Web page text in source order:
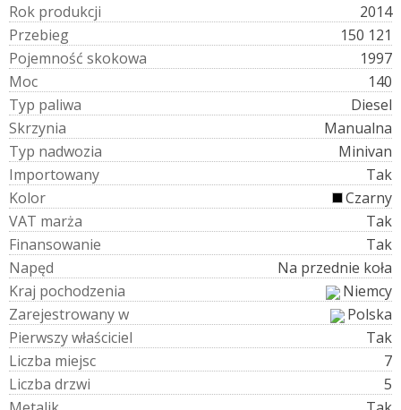
Rok produkcji
2014
Przebieg
150 121
Pojemność skokowa
1997
Moc
140
Typ paliwa
Diesel
Skrzynia
Manualna
Typ nadwozia
Minivan
Importowany
Tak
Kolor
Czarny
VAT marża
Tak
Finansowanie
Tak
Napęd
Na przednie koła
Kraj pochodzenia
Niemcy
Zarejestrowanyw
Polska
Pierwszywłaściciel
Tak
Liczba miejsc
7
Liczba drzwi
5